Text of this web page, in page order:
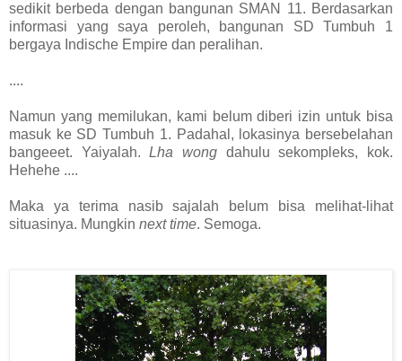
sedikit berbeda dengan bangunan SMAN 11. Berdasarkan
informasi yang saya peroleh, bangunan SD Tumbuh 1
bergaya Indische Empire dan peralihan.
....
Namun yang memilukan, kami belum diberi izin untuk bisa
masuk ke SD Tumbuh 1. Padahal, lokasinya bersebelahan
bangeeet. Yaiyalah.Lha wong dahulu sekompleks, kok.
Hehehe ....
Maka ya terima nasib sajalah belum bisa melihat-lihat
situasinya. Mungkin next time. Semoga.